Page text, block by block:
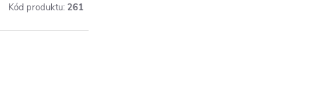
Kód produktu: 261